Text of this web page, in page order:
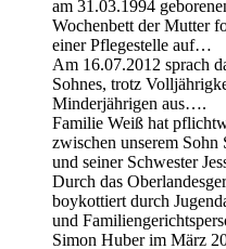
am 31.03.1994
Wochenbett der Mutter
einer Pflegestelle auf…
Am 16.07.2012 sprach
Sohnes, trotz
Minderjährigen aus….
Familie Weiß hat
zwischen unserem
und seiner Schwester
Durch das
boykottiert durch
und
Simon Huber im März